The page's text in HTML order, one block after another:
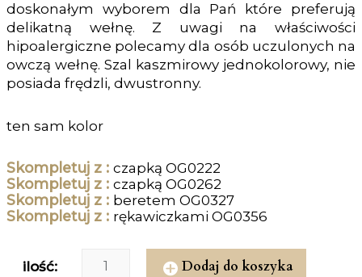
doskonałym wyborem dla Pań które preferują
delikatną wełnę. Z uwagi na właściwości
hipoalergiczne polecamy dla osób uczulonych na
owczą wełnę. Szal kaszmirowy jednokolorowy, nie
posiada frędzli, dwustronny.
ten sam kolor
Skompletuj z : czapką OG0222
Skompletuj z : czapką OG0262
Skompletuj z : beretem OG0327
Skompletuj z : rękawiczkami OG0356
ilość: Dodaj do koszyka